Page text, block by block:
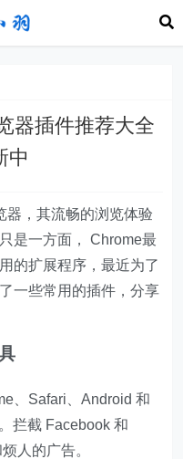
器插件推荐大全
中
器，其流畅的浏览体验
是一方面， Chrome最
的扩展程序，最近为了
一些常用的插件，分享
、Safari、Android 和
拦截 Facebook 和
人的广告。